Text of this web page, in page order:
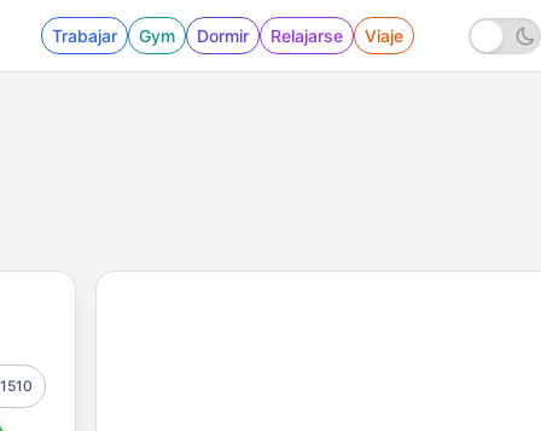
Trabajar Gym Dormir Relajarse Viaje
1510